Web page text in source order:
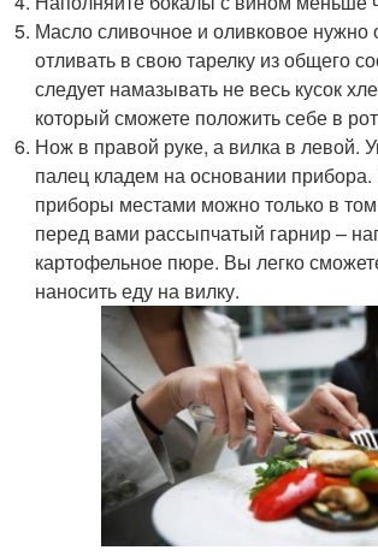
Масло сливочное и оливковое нужно
отливать в свою тарелку из общего
следует намазывать не весь кусок
который сможете положить себе в
Нож в правой руке, а вилка в левой.
палец кладем на основании
приборы местами можно только в
перед вами рассыпчатый гарнир –
картофельное пюре. Вы легко
наносить еду на вилку.